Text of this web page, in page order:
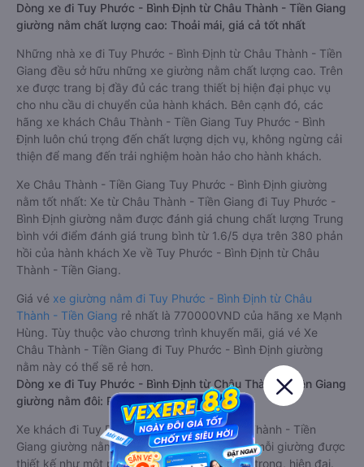
Dòng xe đi Tuy Phước - Bình Định từ Châu Thành - Tiền Giang
giường nằm chất lượng cao: Thoải mái, giá cả tốt nhất
Những nhà xe đi Tuy Phước - Bình Định từ Châu Thành - Tiền
Giang đều sở hữu những xe giường nằm chất lượng cao. Trên
xe được trang bị đầy đủ các trang thiết bị hiện đại phục vụ
cho nhu cầu di chuyển của hành khách. Bên cạnh đó, các
hãng xe khách Châu Thành - Tiền Giang Tuy Phước - Bình
Định luôn chú trọng đến chất lượng dịch vụ, không ngừng cải
thiện để mang đến trải nghiệm hoàn hảo cho hành khách.
Xe Châu Thành - Tiền Giang Tuy Phước - Bình Định giường
nằm tốt nhất: Xe từ Châu Thành - Tiền Giang đi Tuy Phước -
Bình Định giường nằm được đánh giá chung chất lượng Trung
bình với điểm đánh giá trung bình từ 1.6/5 dựa trên 380 phản
hồi của hành khách Xe về Tuy Phước - Bình Định từ Châu
Thành - Tiền Giang.
Giá vé xe giường nằm đi Tuy Phước - Bình Định từ Châu
Thành - Tiền Giang rẻ nhất là 770000VND của hãng xe Mạnh
Hùng. Tùy thuộc vào chương trình khuyến mãi, giá vé Xe
Châu Thành - Tiền Giang đi Tuy Phước - Bình Định giường
nằm này có thể sẽ rẻ hơn.
Dòng xe đi Tuy Phước - Bình Định từ Châu Thành - Tiền Giang
giường nằm đôi: Riêng tư, đầy đủ tiện nghi
Xe khách đi Tuy Phước - Bình Định từ Châu Thành - Tiền
Giang giường nằm đôi là loại xe đặc biệt. Với mỗi giường được
thiết kế như một phòng ngủ khách sạn sang trọng, hiện đại.